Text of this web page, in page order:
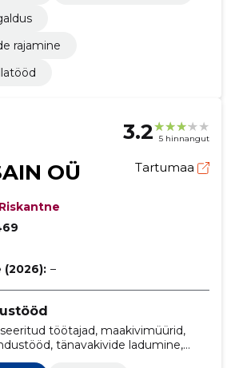
rajamine
3.2 5 hinnangut
OÜ Tartumaa
Riskantne
(2026): –
töötajad, maakivimüürid,
tänavakivide ladumine,
kvaliteetne materjal, materjal